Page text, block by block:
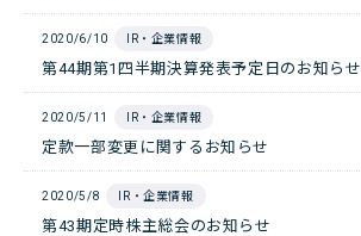
2020/6/10 IR・企業情報
第44期第1四半期決算発表予定日のお知らせ
2020/5/11 IR・企業情報
定款一部変更に関するお知らせ
2020/5/8 IR・企業情報
第43期定時株主総会のお知らせ